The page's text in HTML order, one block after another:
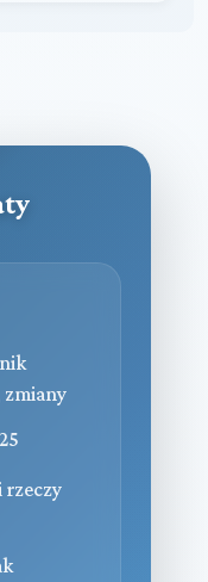
rzeczy